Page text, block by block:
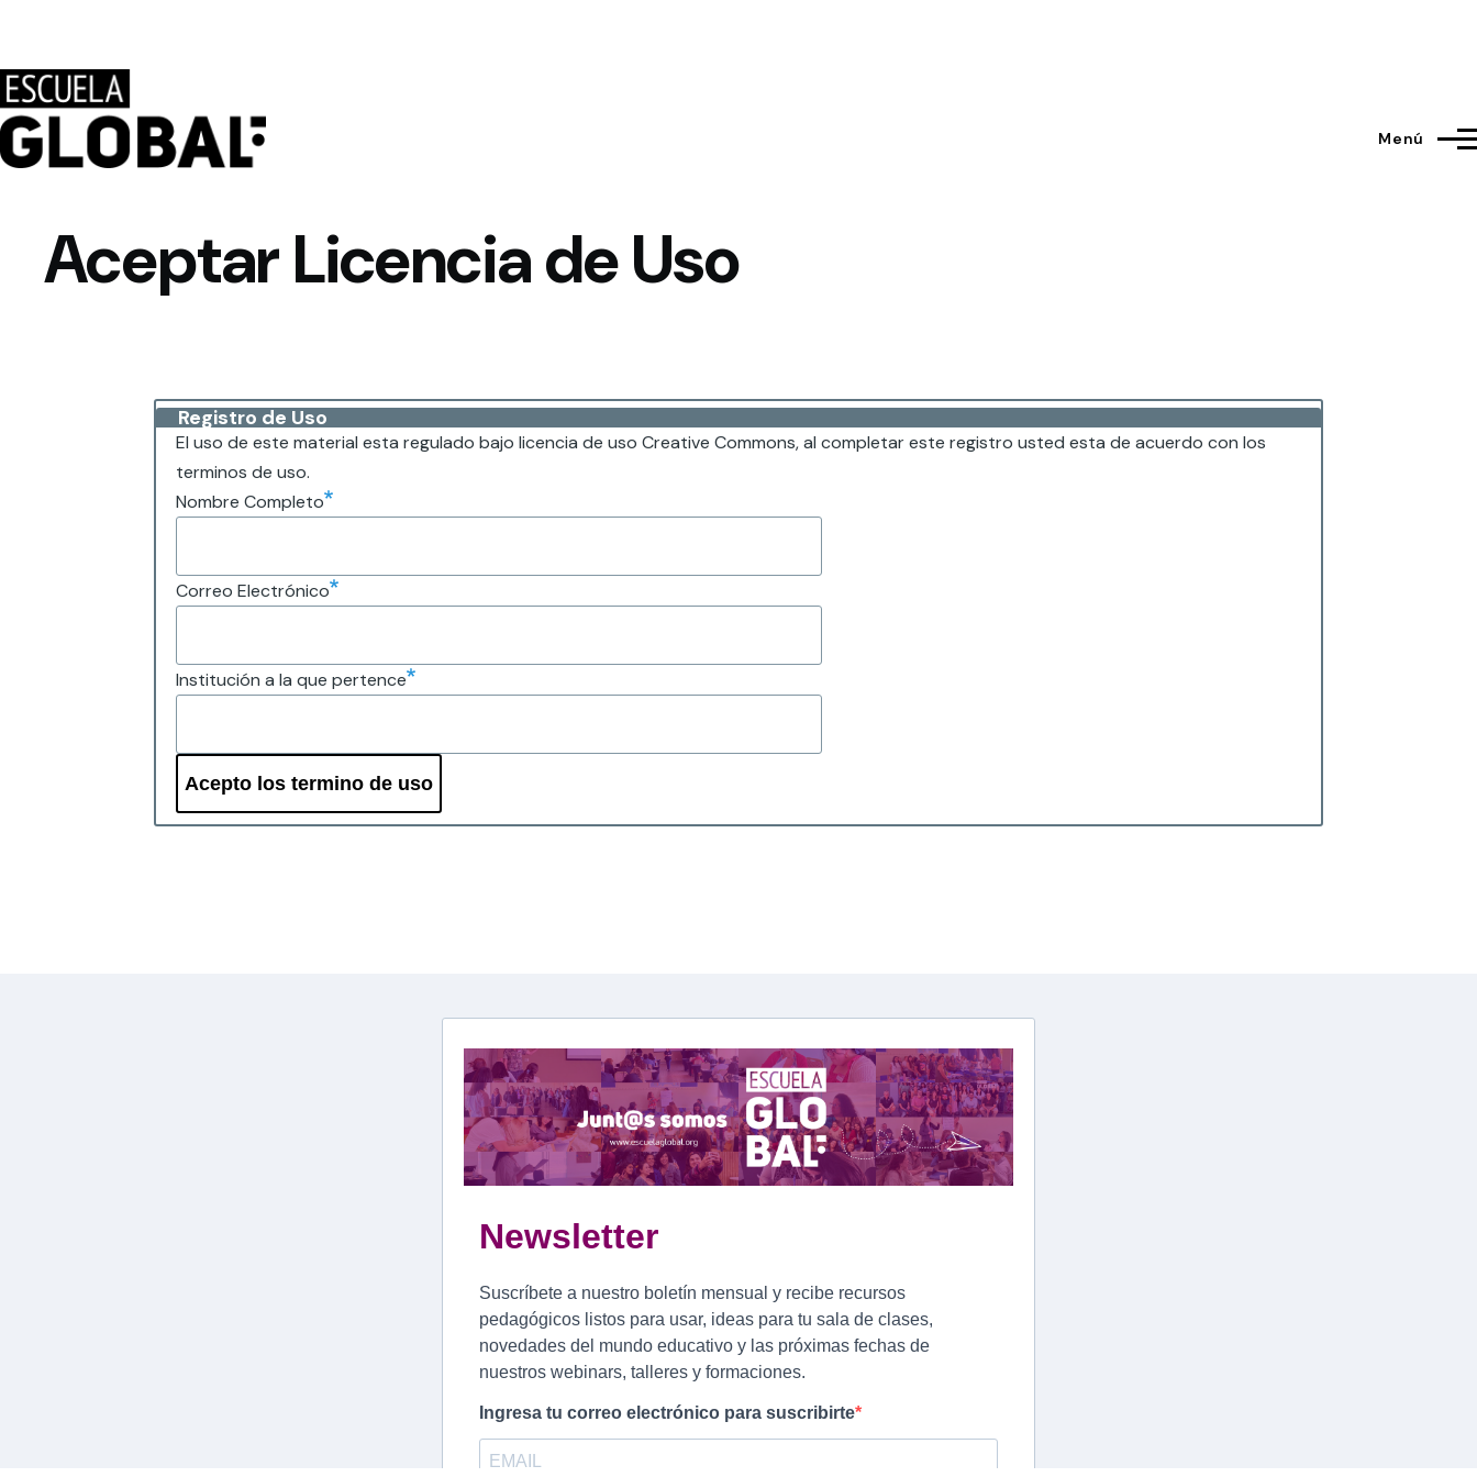
Menú
Aceptar Licencia de Uso
Registro de Uso
El uso de este material esta regulado bajo licencia de uso Creative Commons, al completar este registro usted esta de acuerdo con los
terminos de uso.
Nombre Completo
Correo Electrónico
Institución a la que pertence